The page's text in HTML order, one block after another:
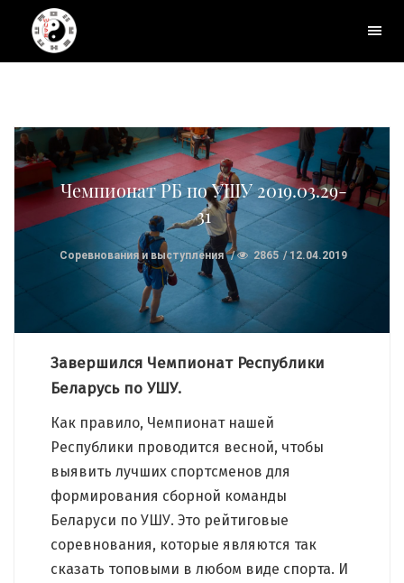
Чемпионат РБ по УШУ 2019.03.29-
31
Соревнования и выступления 2865 12.04.2019
Завершился Чемпионат Республики
Беларусь по УШУ.
Как правило, Чемпионат нашей
Республики проводится весной, чтобы
выявить лучших спортсменов для
формирования сборной команды
Беларуси по УШУ. Это рейтиговые
соревнования, которые являются так
сказать топовыми в любом виде спорта. И